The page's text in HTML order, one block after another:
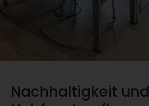
Nachhaltigkeit und